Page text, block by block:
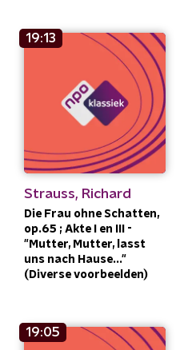
19:13
Strauss, Richard
Die Frau ohne Schatten,
op.65 ; Akte I en III -
"Mutter, Mutter, lasst
uns nach Hause..."
(Diverse voorbeelden)
19:05